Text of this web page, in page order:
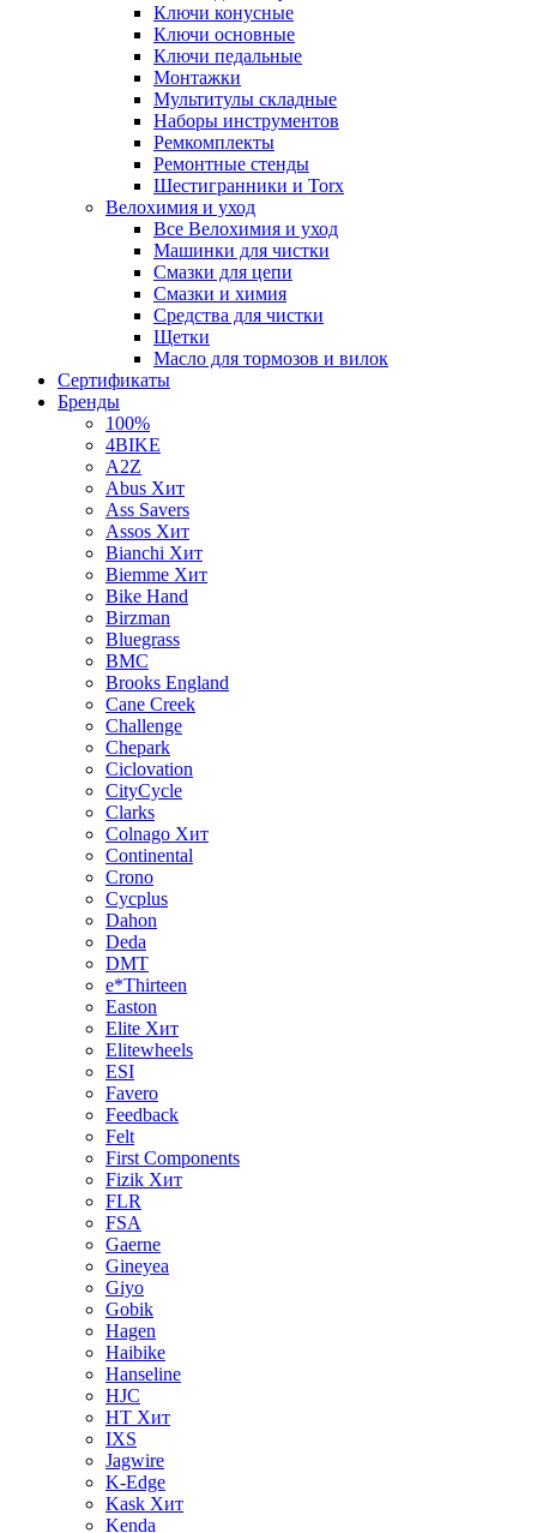
Ключи конусные
Ключи основные
Ключи педальные
Монтажки
Мультитулы складные
Наборы инструментов
Ремкомплекты
Ремонтные стенды
Шестигранники и Torx
Велохимия и уход
Все Велохимия и уход
Машинки для чистки
Смазки для цепи
Смазки и химия
Средства для чистки
Щетки
Масло для тормозов и вилок
Сертификаты
Бренды
100%
4BIKE
A2Z
Abus Хит
Ass Savers
Assos Хит
Bianchi Хит
Biemme Хит
Bike Hand
Birzman
Bluegrass
BMC
Brooks England
Cane Creek
Challenge
Chepark
Ciclovation
CityCycle
Clarks
Colnago Хит
Continental
Crono
Cycplus
Dahon
Deda
DMT
e*Thirteen
Easton
Elite Хит
Elitewheels
ESI
Favero
Feedback
Felt
First Components
Fizik Хит
FLR
FSA
Gaerne
Gineyea
Giyo
Gobik
Hagen
Haibike
Hanseline
HJC
HT Хит
IXS
Jagwire
K-Edge
Kask Хит
Kenda